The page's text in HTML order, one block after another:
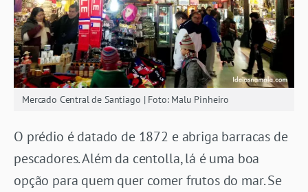
Mercado Central de Santiago | Foto: Malu Pinheiro
O prédio é datado de 1872 e abriga barracas de
pescadores. Além da centolla, lá é uma boa
opção para quem quer comer frutos do mar. Se